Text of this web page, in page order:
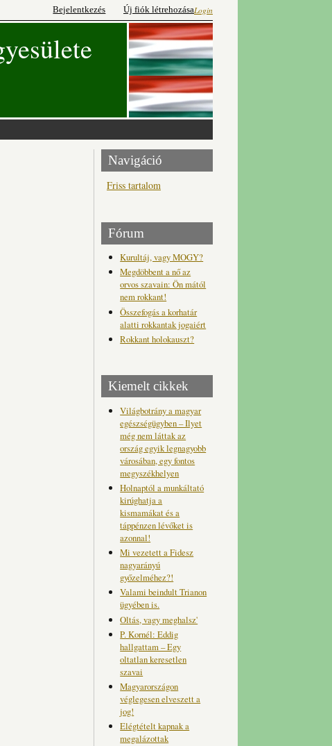
Login
Bejelentkezés Új fiók létrehozása
Navigáció
Friss tartalom
Fórum
Kurultáj, vagy MOGY?
Megdöbbent a nő az
orvos szavain: Ön mától
nem rokkant!
Összefogás a korhatár
alatti rokkantak jogaiért
Rokkant holokauszt?
Kiemelt cikkek
Világbotrány a magyar
egészségügyben – Ilyet
még nem láttak az
ország egyik legnagyobb
városában, egy fontos
megyszékhelyen
Holnaptól a munkáltató
kirúghatja a
kismamákat és a
táppénzen lévőket is
azonnal!
Mi vezetett a Fidesz
nagyarányú
győzelméhez?!
Valami beindult Trianon
ügyében is.
Oltás, vagy meghalsz'
P. Kornél: Eddig
hallgattam – Egy
oltatlan keresetlen
szavai
Magyarországon
véglegesen elveszett a
jog!
Elégtételt kapnak a
megalázottak